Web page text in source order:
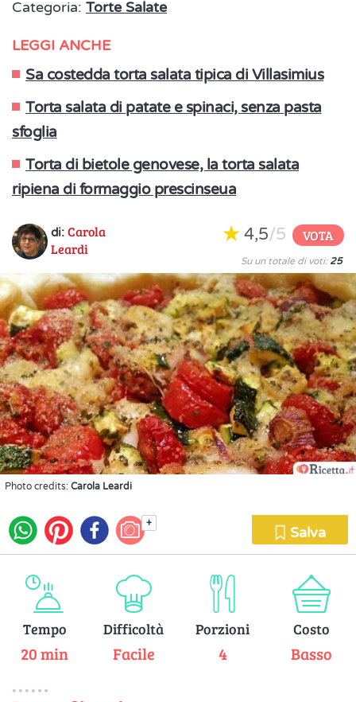
Categoria: Torte Salate
LEGGI ANCHE
Sa costedda torta salata tipica di Villasimius
Torta salata di patate e spinaci, senza pasta
sfoglia
Torta di bietole genovese, la torta salata
ripiena di formaggio prescinseua
di: Carola
Leardi
4,5/5 VOTA
Su un totale di voti: 25
Photo credits: Carola Leardi
+
Salva
Tempo
20 min
Difficoltà
Facile
Porzioni
4
Costo
Basso